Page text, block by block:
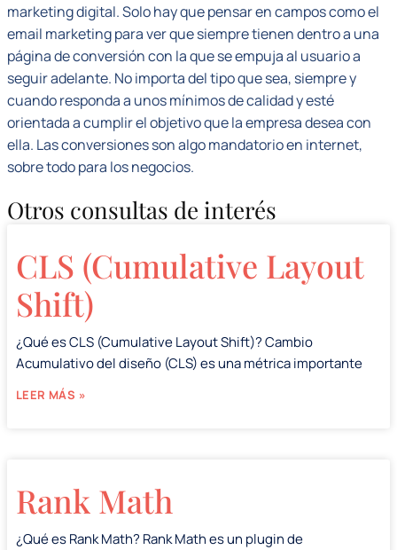
marketing digital. Solo hay que pensar en campos como el
email marketing para ver que siempre tienen dentro a una
página de conversión con la que se empuja al usuario a
seguir adelante. No importa del tipo que sea, siempre y
cuando responda a unos mínimos de calidad y esté
orientada a cumplir el objetivo que la empresa desea con
ella. Las conversiones son algo mandatorio en internet,
sobre todo para los negocios.
Otros consultas de interés
CLS (Cumulative Layout
Shift)
¿Qué es CLS (Cumulative Layout Shift)? Cambio
Acumulativo del diseño (CLS) es una métrica importante
LEER MÁS »
Rank Math
¿Qué es Rank Math? Rank Math es un plugin de